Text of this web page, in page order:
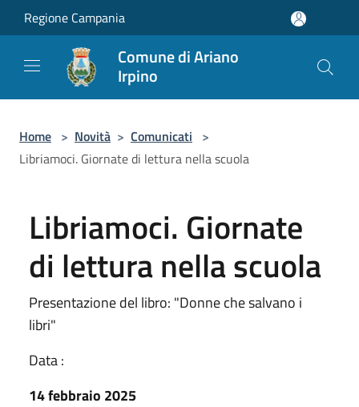
Salta al contenuto principale
Regione Campania
Comune di Ariano
Irpino
Home > Novità > Comunicati >
Libriamoci. Giornate di lettura nella scuola
Libriamoci. Giornate
di lettura nella scuola
Presentazione del libro: "Donne che salvano i
libri"
Data :
14 febbraio 2025